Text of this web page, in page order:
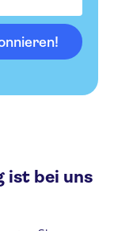
ist bei uns